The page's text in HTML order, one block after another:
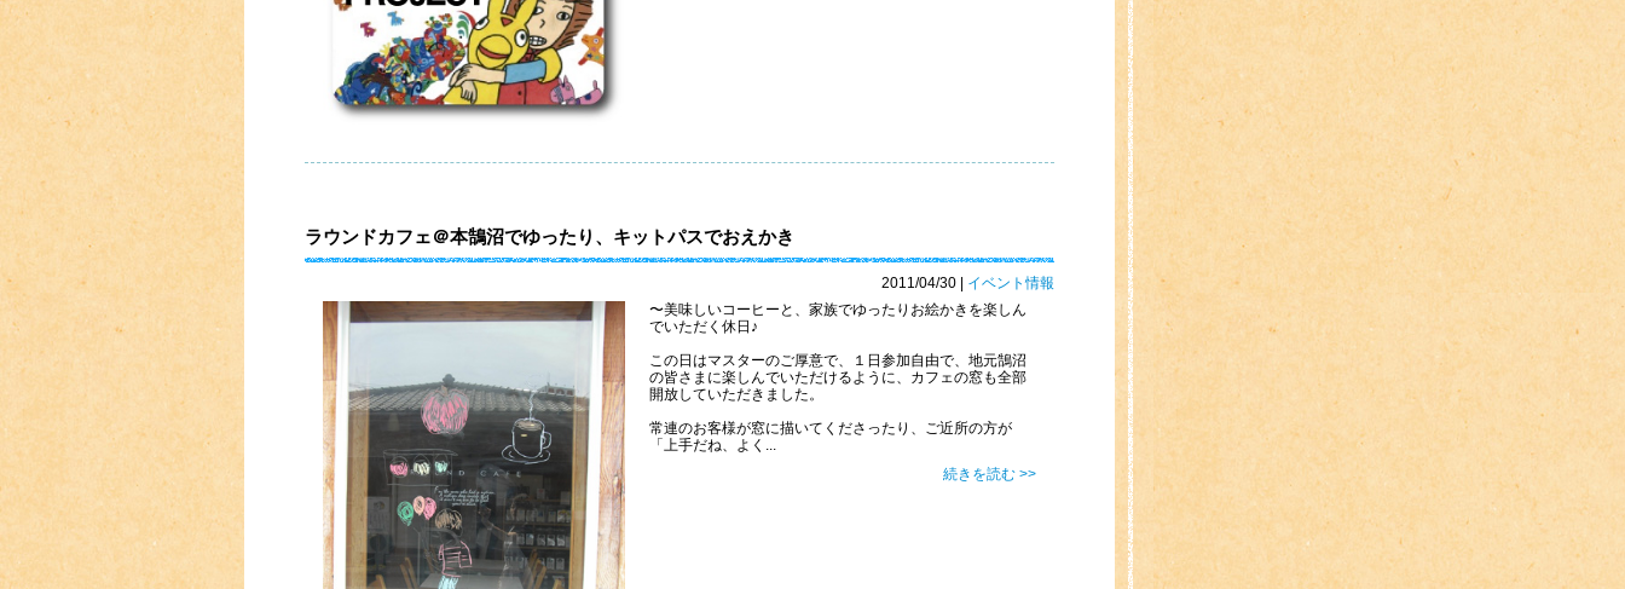
ラウンドカフェ＠本鵠沼でゆったり、キットパスでおえかき
2011/04/30
イベント情報
〜美味しいコーヒーと、家族でゆったりお絵かきを楽しん
でいただく休日♪
この日はマスターのご厚意で、１日参加自由で、地元鵠沼
の皆さまに楽しんでいただけるように、カフェの窓も全部
開放していただきました。
常連のお客様が窓に描いてくださったり、ご近所の方が
「上手だね、よく...
続きを読む >>